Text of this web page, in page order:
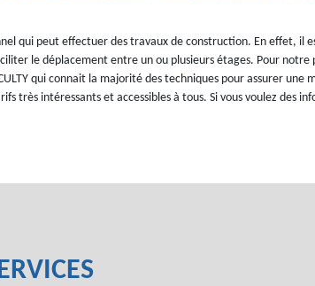
qui peut effectuer des travaux de construction. En effet, il
le déplacement entre un ou plusieurs étages. Pour notre
qui connait la majorité des techniques pour assurer
très intéressants et accessibles à tous. Si vous voulez des